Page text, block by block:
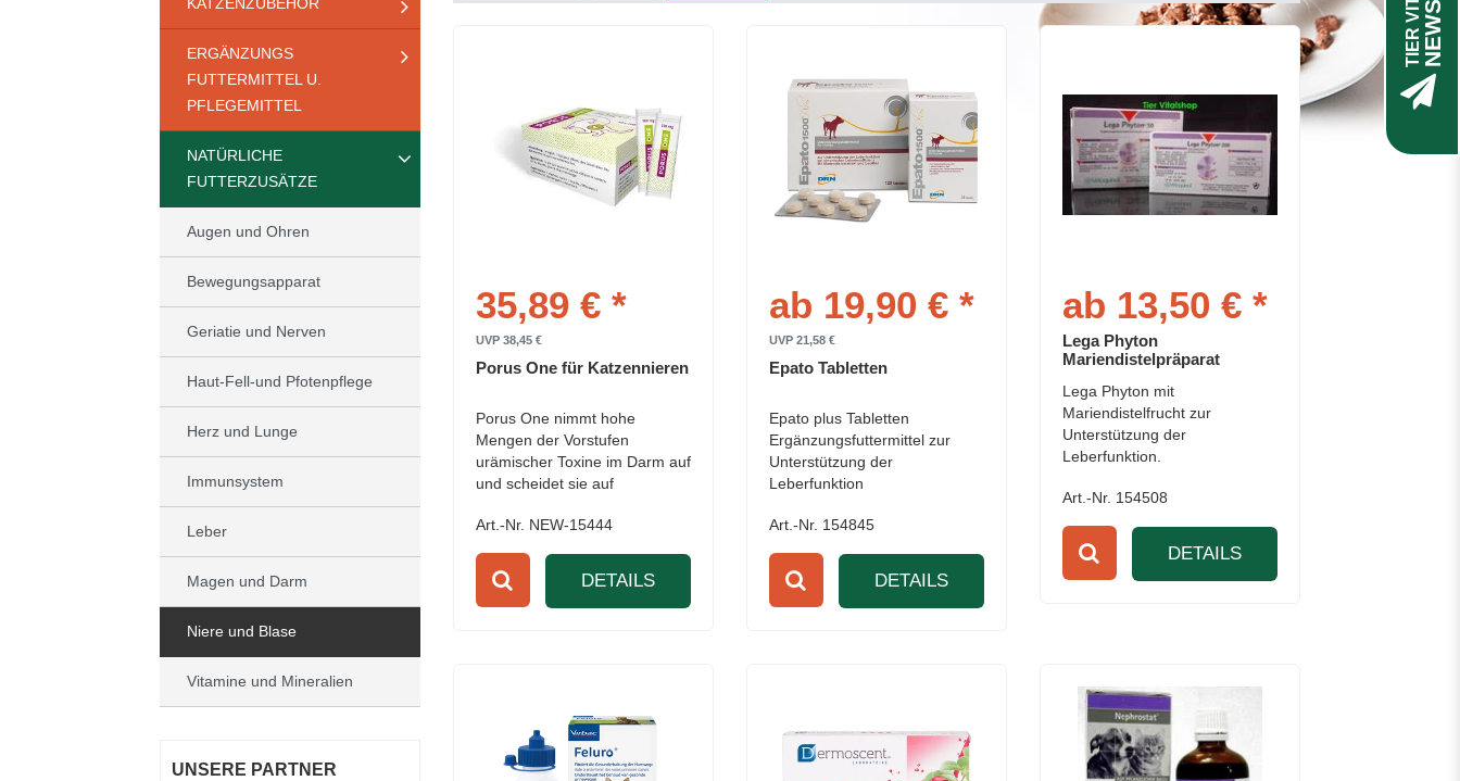
KATZENZUBEHÖR
ERGÄNZUNGS
FUTTERMITTEL U.
PFLEGEMITTEL
NATÜRLICHE
FUTTERZUSÄTZE
Augen und Ohren
Bewegungsapparat
Geriatie und Nerven
Haut-Fell-und Pfotenpflege
Herz und Lunge
Immunsystem
Leber
Magen und Darm
Niere und Blase
Vitamine und Mineralien
UNSERE PARTNER
35,89 € *
UVP 38,45 €
Porus One für Katzennieren
Porus One nimmt hohe
Mengen der Vorstufen
urämischer Toxine im Darm auf
und scheidet sie auf
aus.
Art.-Nr. NEW-15444
DETAILS
ab 19,90 € *
UVP 21,58 €
Epato Tabletten
Epato plus Tabletten
Ergänzungsfuttermittel zur
Unterstützung der
Leberfunktion
Art.-Nr. 154845
DETAILS
ab 13,50 € *
Lega Phyton
Mariendistelpräparat
Lega Phyton mit
Mariendistelfrucht zur
Unterstützung der
Leberfunktion.
Art.-Nr. 154508
DETAILS